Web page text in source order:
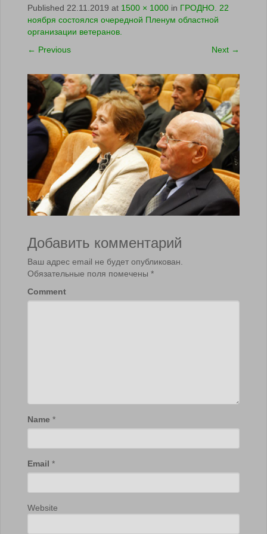
Published 22.11.2019 at 1500 × 1000 in ГРОДНО. 22
ноября состоялся очередной Пленум областной
организации ветеранов.
← Previous Next →
Добавить комментарий
Ваш адрес email не будет опубликован.
Обязательные поля помечены *
Comment
Name *
Email *
Website